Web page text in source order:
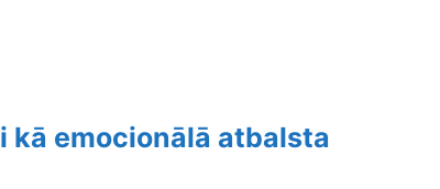
kā emocionālā atbalsta